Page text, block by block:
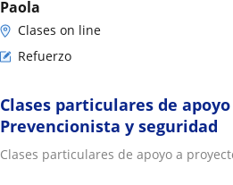
Paola
Clases on line
Refuerzo
Clases particulares de
Prevencionista y seguridad
Clases particulares de apoyo a